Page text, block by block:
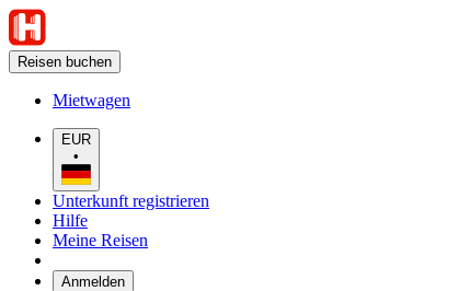
Reisen buchen
Mietwagen
EUR
•
Unterkunft registrieren
Hilfe
Meine Reisen
Anmelden